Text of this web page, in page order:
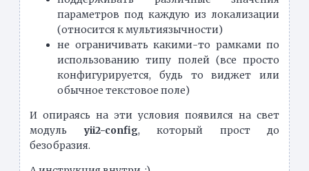
параметров под каждую из локализации
(относится к мультиязычности)
не ограничивать какими-то рамками по
использованию типу полей (все просто
конфигурируется, будь то виджет или
обычное текстовое поле)
И опираясь на эти условия появился на свет
модульyii2-config, который прост до
безобразия.